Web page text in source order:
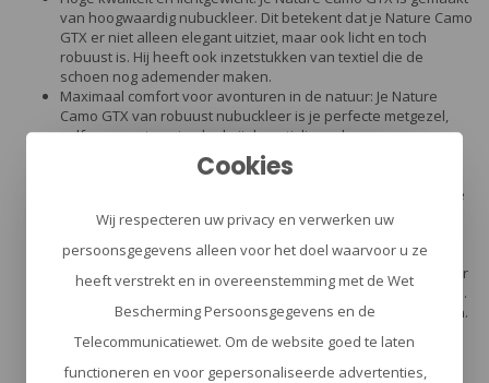
van hoogwaardig nubuckleer. Dit betekent dat je Nature Camo
GTX er niet alleen elegant uitziet, maar ook licht en toch
robuust is. Hij heeft ook inzetstukken van textiel die de
schoen nog ademender maken.
Maximaal comfort voor avonturen in de natuur: Je Nature
Camo GTX van robuust nubuckleer is je perfecte metgezel,
zelfs op ruw terrein, dankzij de antislipzool.
Ontlastende demping met HAIX-absorptie: Je ervaart een
comfortabel gevoel als je de Nature Camo GTX draagt, zelfs
als je meerdere uren onderweg bent. Want de geïntegreerde
dempende wig binnenin dempt je stappen. We noemen dit
HAIX Absorption: voor dynamiek, zelfs op lange werkdagen.
Ademend met Climate System: In de Nature Camo GTX kan je
voet ademen, want een speciaal schuimsysteem zorgt ervoor
dat de lucht in de schoen circuleert en vocht kan ontsnappen.
Het Climate System werkt als een airconditioner in de schoen.
Een perfecte pasvorm dankzij speciale leesten: De juiste
schoen voor jouw voet. Dankzij speciaal ontwikkelde leesten
zit je Nature Camo GTX perfect en ben je de hele dag
Cookies
Wij respecteren uw privacy en verwerken uw
persoonsgegevens alleen voor het doel waarvoor u ze
heeft verstrekt en in overeenstemming met de Wet
Bescherming Persoonsgegevens en de
Telecommunicatiewet. Om de website goed te laten
functioneren en voor gepersonaliseerde advertenties,